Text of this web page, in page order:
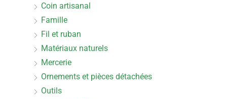
Coin artisanal
Famille
Fil et ruban
Matériaux naturels
Mercerie
Ornements et pièces détachées
Outils